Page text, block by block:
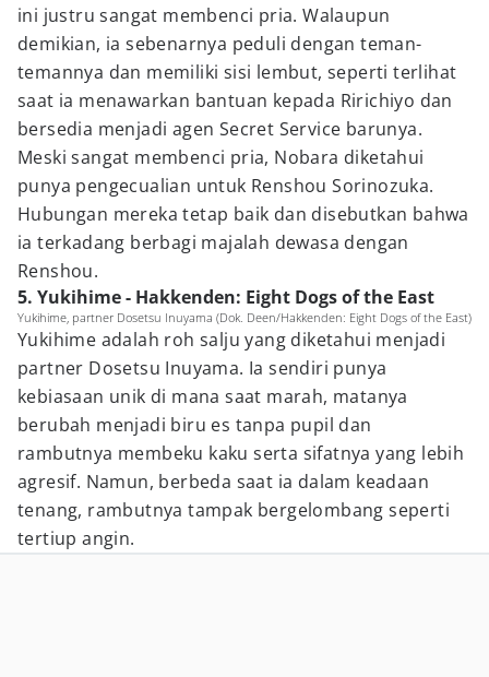
ini justru sangat membenci pria. Walaupun
demikian, ia sebenarnya peduli dengan teman-
temannya dan memiliki sisi lembut, seperti terlihat
saat ia menawarkan bantuan kepada Ririchiyo dan
bersedia menjadi agen Secret Service barunya.
Meski sangat membenci pria, Nobara diketahui
punya pengecualian untuk Renshou Sorinozuka.
Hubungan mereka tetap baik dan disebutkan bahwa
ia terkadang berbagi majalah dewasa dengan
Renshou.
5. Yukihime - Hakkenden: Eight Dogs of the East
Yukihime, partner Dosetsu Inuyama (Dok. Deen/Hakkenden: Eight Dogs of the East)
Yukihime adalah roh salju yang diketahui menjadi
partner Dosetsu Inuyama. Ia sendiri punya
kebiasaan unik di mana saat marah, matanya
berubah menjadi biru es tanpa pupil dan
rambutnya membeku kaku serta sifatnya yang lebih
agresif. Namun, berbeda saat ia dalam keadaan
tenang, rambutnya tampak bergelombang seperti
tertiup angin.